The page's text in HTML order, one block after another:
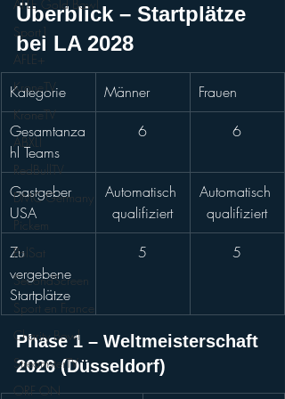
AFLE Gold Bowl
Sport1
AFLE+
KroneTV
KroneTV
ABXLI
RedBullTV
DMC Germany
Pickem
PolSat
SecondScreen
Sport en France
Charity Bowl
StreamsterTV
ORF ON
Überblick – Startplätze
bei LA 2028
Kategorie Männer
Frauen
Gesamtanza
hl Teams
6 6
Gastgeber
USA
Automatisch
qualifiziert
Automatisch
qualifiziert
Zu
vergebene
Startplätze
5 5
Phase 1 – Weltmeisterschaft
2026 (Düsseldorf)